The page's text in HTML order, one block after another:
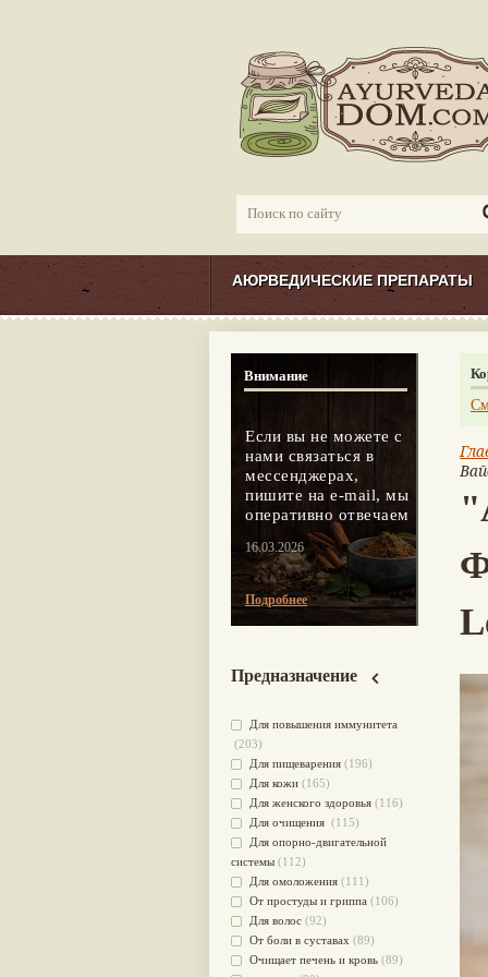
АЮРВЕДИЧЕСКИЕ ПРЕПАРАТЫ
Внимание
Если вы не можете с
нами связаться в
мессенджерах,
пишите на e-mail, мы
оперативно отвечаем
16.03.2026
Подробнее
Предназначение
Для повышения иммунитета
(203)
Для пищеварения (196)
Для кожи (165)
Для женского здоровья (116)
Для очищения (115)
Для опорно-двигательной
системы (112)
Для омоложения (111)
От простуды и гриппа (106)
Для волос (92)
От боли в суставах (89)
Очищает печень и кровь (89)